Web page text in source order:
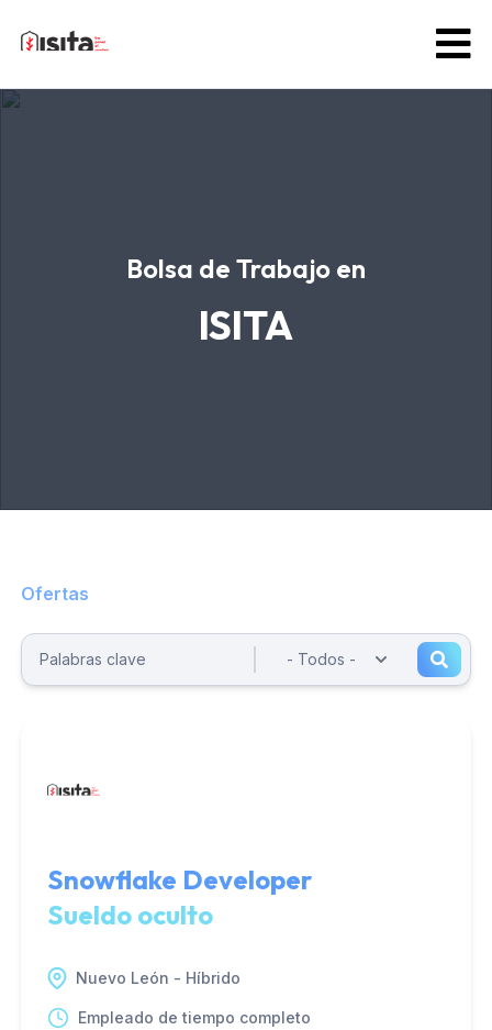
Bolsa de Trabajo en
ISITA
Ofertas
Snowflake Developer
Sueldo oculto
Nuevo León - Híbrido
Empleado de tiempo completo